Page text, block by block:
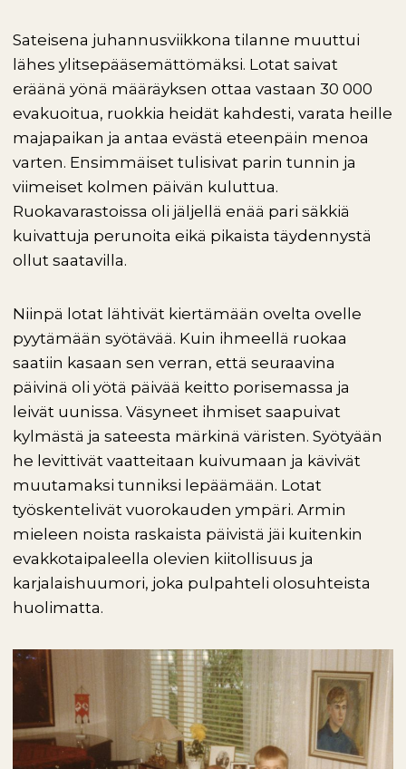
Sateisena juhannusviikkona tilanne muuttui
lähes ylitsepääsemättömäksi. Lotat saivat
eräänä yönä määräyksen ottaa vastaan 30 000
evakuoitua, ruokkia heidät kahdesti, varata heille
majapaikan ja antaa evästä eteenpäin menoa
varten. Ensimmäiset tulisivat parin tunnin ja
viimeiset kolmen päivän kuluttua.
Ruokavarastoissa oli jäljellä enää pari säkkiä
kuivattuja perunoita eikä pikaista täydennystä
ollut saatavilla.
Niinpä lotat lähtivät kiertämään ovelta ovelle
pyytämään syötävää. Kuin ihmeellä ruokaa
saatiin kasaan sen verran, että seuraavina
päivinä oli yötä päivää keitto porisemassa ja
leivät uunissa. Väsyneet ihmiset saapuivat
kylmästä ja sateesta märkinä väristen. Syötyään
he levittivät vaatteitaan kuivumaan ja kävivät
muutamaksi tunniksi lepäämään. Lotat
työskentelivät vuorokauden ympäri. Armin
mieleen noista raskaista päivistä jäi kuitenkin
evakkotaipaleella olevien kiitollisuus ja
karjalaishuumori, joka pulpahteli olosuhteista
huolimatta.